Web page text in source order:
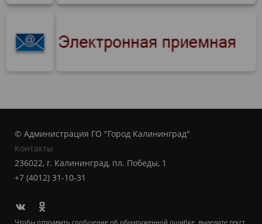
© Администрация ГО "Город Калининград"
Контакты
236022, г. Калининград, пл. Победы, 1
+7 (4012) 31-10-31
Чтобы отправить сообщение об обнаруженной ошибке, выделите текст